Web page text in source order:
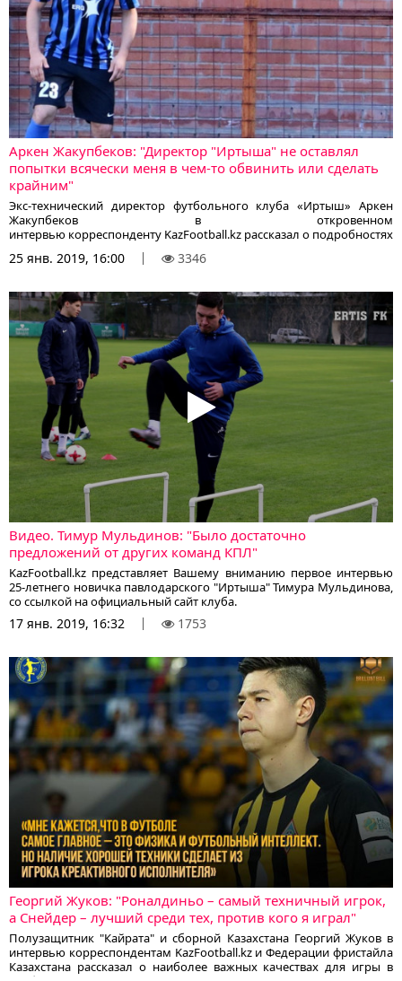
Аркен Жакупбеков: "Директор "Иртыша" не оставлял
попытки всячески меня в чем-то обвинить или сделать
крайним"
Экс-технический директор футбольного клуба «Иртыш» Аркен
Жакупбеков в откровенном
интервью корреспонденту KazFootball.kz рассказал о подробностях
громкой истории, которая произошла осенью 2018 года, после
которой молодой менеджер был уволен со своего поста.
25 янв. 2019, 16:00 3346
Видео. Тимур Мульдинов: "Было достаточно
предложений от других команд КПЛ"
KazFootball.kz представляет Вашему вниманию первое интервью
25-летнего новичка павлодарского "Иртыша" Тимура Мульдинова,
со ссылкой на официальный сайт клуба.
17 янв. 2019, 16:32 1753
Георгий Жуков: "Роналдиньо – самый техничный игрок,
а Снейдер – лучший среди тех, против кого я играл"
Полузащитник "Кайрата" и сборной Казахстана Георгий Жуков в
интервью корреспондентам KazFootball.kz и Федерации фристайла
Казахстана рассказал о наиболее важных качествах для игры в